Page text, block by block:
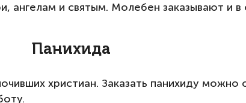
ангелам и святым. Молебен заказывают и
Панихида
христиан. Заказать панихиду можно